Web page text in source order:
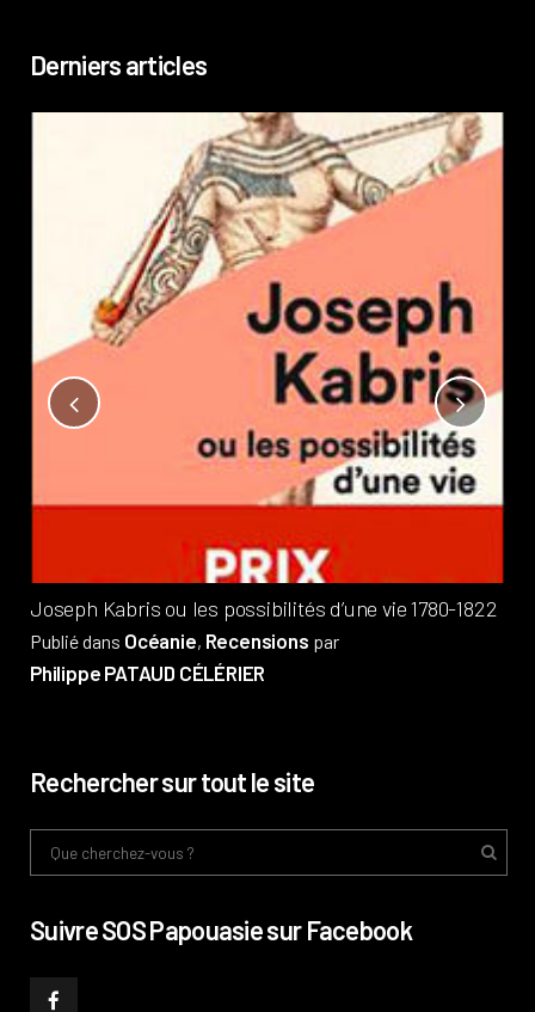
Derniers articles
Joseph Kabris ou les possibilités d’une vie 1780-1822
Publié dans Océanie, Recensions par
Philippe PATAUD CÉLÉRIER
Rechercher sur tout le site
Suivre SOS Papouasie sur Facebook